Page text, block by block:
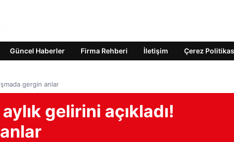
Güncel Haberler Firma Rehberi İletişim Çerez
gergin anlar
gelirini açıkladı!